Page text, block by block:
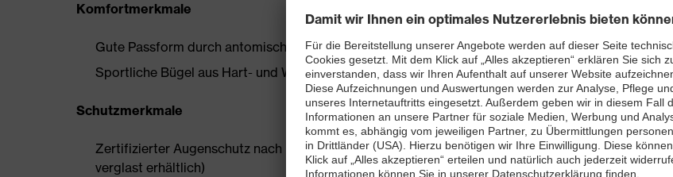
Komfortmerkmale
Gute Passform durch antomisch geformten Nasenbereich
Sportliche Bügel aus Hart- und Weichkomponenten für rutschfreien Sitz
Schutzmerkmale
Zertifizierter Augenschutz nach EN 166 (Anmerkung: zertifizierte Korrektionsschutzbrillen sind nur
verglast erhältlich)